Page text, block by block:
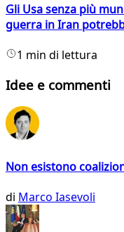
Gli Usa senza più
guerra in Iran
1 min di lettura
Idee e commenti
Non esistono
di Marco Iasevoli